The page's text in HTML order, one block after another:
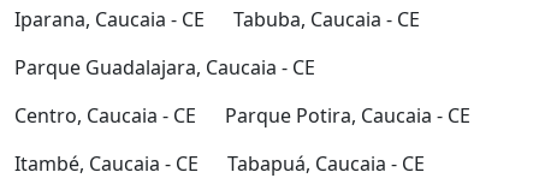
Iparana, Caucaia - CE
Tabuba, Caucaia - CE
Parque Guadalajara, Caucaia - CE
Centro, Caucaia - CE
Parque Potira, Caucaia - CE
Itambé, Caucaia - CE
Tabapuá, Caucaia - CE